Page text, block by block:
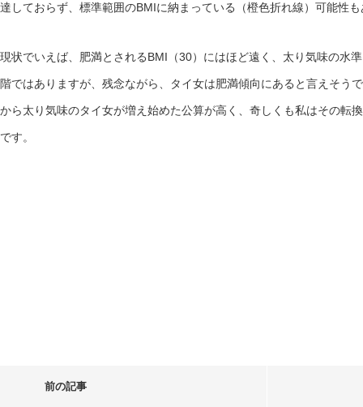
達しておらず、標準範囲のBMIに納まっている（橙色折れ線）可能性
現状でいえば、肥満とされるBMI（30）にはほど遠く、太り気味の水
階ではありますが、残念ながら、タイ女は肥満傾向にあると言えそう
から太り気味のタイ女が増え始めた公算が高く、奇しくも私はその転
です。
前の記事